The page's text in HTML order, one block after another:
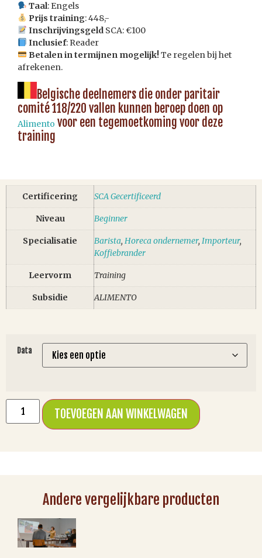
Taal: Engels
Prijs training: 448,-
InschrijvingsgeldSCA: €100
Inclusief: Reader
Betalen in termijnen mogelijk!Te regelen bij het
afrekenen.
Belgische deelnemers die onder paritair
comité 118/220 vallen kunnen beroep doen op
Alimento voor een tegemoetkoming voor deze
training
Certificering SCA Gecertificeerd
Niveau Beginner
Specialisatie Barista, Horeca ondernemer, Importeur,
Koffiebrander
Leervorm Training
Subsidie ALIMENTO
Data
TOEVOEGEN AAN WINKELWAGEN
Andere vergelijkbare producten